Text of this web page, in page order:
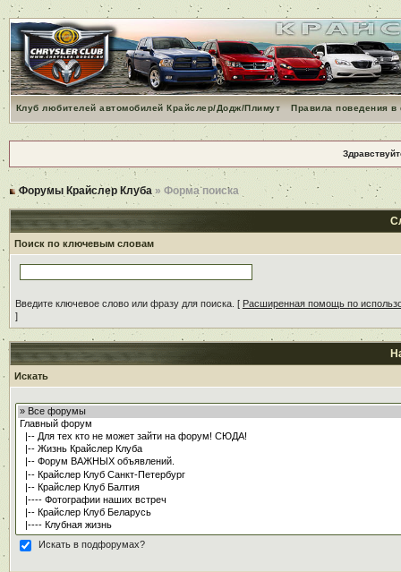
Клуб любителей автомобилей Крайслер/Додж/Плимут Правила поведения
Форумы Крайслер Клуба » Форма поиска
Поиск по ключевым словам
Введите ключевое слово или фразу для поиска. [ Расширенная помощь по
]
Искать
Искать в подфорумах?